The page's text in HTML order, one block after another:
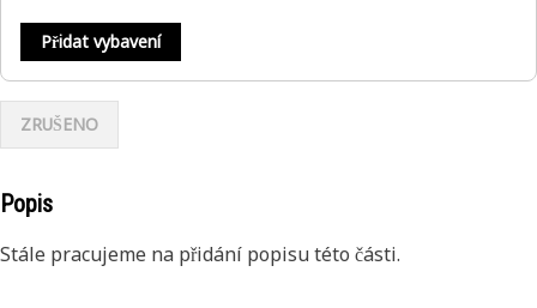
Přidat vybavení
ZRUŠENO
Popis
Stále pracujeme na přidání popisu této části.